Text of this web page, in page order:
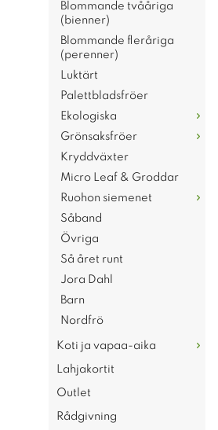
Blommande tvååriga
(bienner)
Blommande fleråriga
(perenner)
Luktärt
Palettbladsfröer
Ekologiska
Grönsaksfröer
Kryddväxter
Micro Leaf & Groddar
Ruohon siemenet
Såband
Övriga
Så året runt
Jora Dahl
Barn
Nordfrö
Koti ja vapaa-aika
Lahjakortit
Outlet
Rådgivning